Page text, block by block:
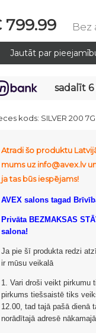
799.99 Bez
sadalīt 6
kods: SILVER 200
Atradi šo produktu
mums uz info@avex.lv
ja tas būs iespējams!
AVEX salons tagad
Privāta BEZMAKSAS
salona!
Ja pie šī produkta redzi
ir mūsu veikalā
1. Vari droši veikt pirkumu
pirkums tiešsaistē tiks
12.00, tad tajā pašā dienā
norādītajā adresē